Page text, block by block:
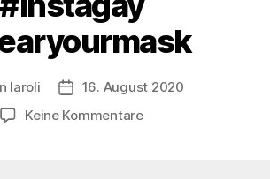
laroli Veröffentlichungsdatum
16. August 2020
Keine Kommentarezu